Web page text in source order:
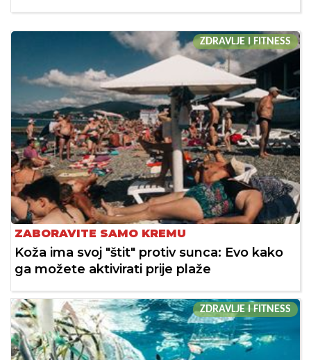
ZDRAVLJE I FITNESS
ZABORAVITE SAMO KREMU
Koža ima svoj "štit" protiv sunca: Evo kako
ga možete aktivirati prije plaže
ZDRAVLJE I FITNESS